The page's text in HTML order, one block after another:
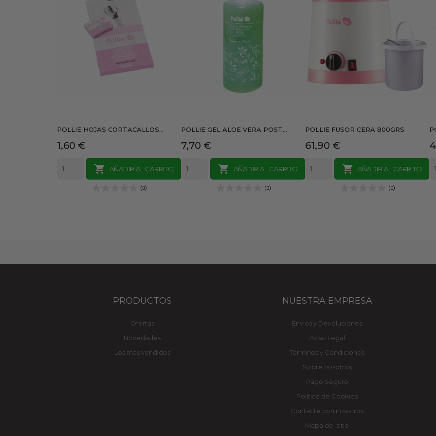
POLLIE HOJAS CORTACALLOS...
Precio
1,60 €

AÑADIR AL CARRITO
(0)
POLLIE GEL ALOE VERA POST...
Precio
7,70 €

AÑADIR AL CARRITO
(0)
POLLIE FUSOR CERA 800GRS
Precio
61,90 €

AÑADIR AL CARRITO
(0)
PRODUCTOS
Ofertas
Novedades
Los más vendidos
NUESTRA EMPRESA
Envíos y Devoluciones
Aviso Legal
Términos y Condiciones
Sobre nosotros
Pago Seguro
Política de Cookies
Contacte con nosotros
Mapa del sitio